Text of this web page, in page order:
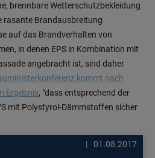
brennbare Wetterschutzbekleidung
rasante Brandausbreitung
auf das Brandverhalten von
in denen EPS in Kombination mit
angebracht ist, sind daher
kommt nach
Ergebnis, "dass entsprechend der
mit Polystyrol-Dämmstoffen sicher
01.08.2017